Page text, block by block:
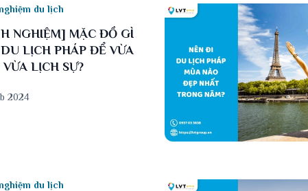
du lịch
NGHIỆM] MẶC ĐỒ GÌ
LỊCH PHÁP ĐỂ VỪA
LỊCH SỰ?
2024
du lịch